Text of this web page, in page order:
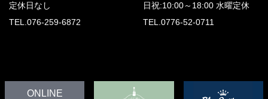
定休日なし
TEL.076-259-6872
日祝:10:00～18:00 水曜定休
TEL.0776-52-0711
ONLINE